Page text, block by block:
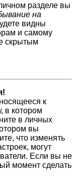
разделе вы
на
видны
и самому
скрытым
к
в котором
в личных
вы
что изменять
могут
Если вы не
момент сделать